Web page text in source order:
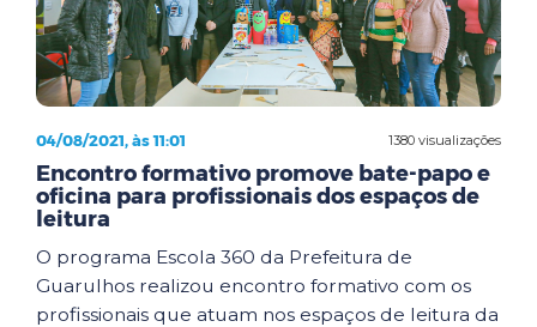
1380 visualizações
04/08/2021, às 11:01
Encontro formativo promove bate-papo e
oficina para profissionais dos espaços de
leitura
O programa Escola 360 da Prefeitura de
Guarulhos realizou encontro formativo com os
profissionais que atuam nos espaços de leitura da